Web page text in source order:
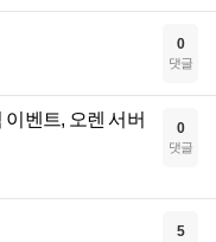
0
댓글
벤트, 오렌 서버
0
댓글
5